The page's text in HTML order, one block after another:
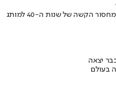
איך אסם הפכה את תקופת הצנע והמחסור הקשה של שנות ה-40 למותג
יצאה
בעולם